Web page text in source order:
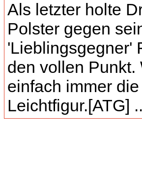
Als letzter holte
Polster gegen
'Lieblingsgegner'
den vollen Punkt.
einfach immer
Leichtfigur.[ATG]